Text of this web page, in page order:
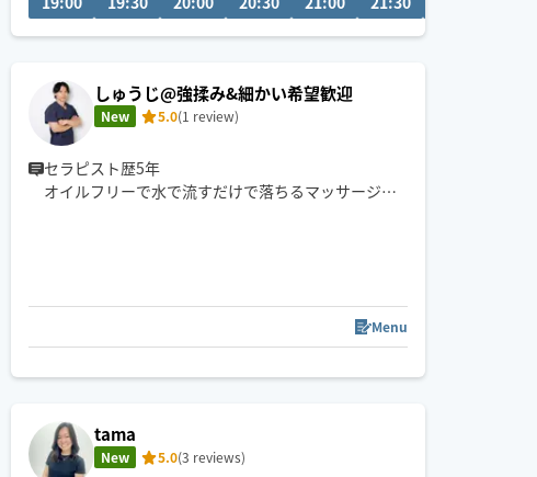
基本対応時間は19時〜3時です
日中も対応可能です
リクエストは事前メッセージにて
お気軽にお声掛けください😊
しゅうじ@強揉み&細かい希望歓迎
New 5.0(1 review)
セラピスト歴5年
オイルフリーで水で流すだけで落ちるマッサージリ
一度呼んでくださった方からの時間帯のご要望は頑
Menu
tama
New 5.0(3 reviews)